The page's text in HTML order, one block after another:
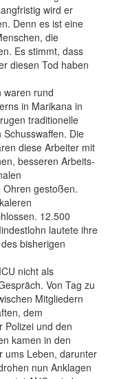
wird er
Denn es ist eine
die
Es stimmt, dass
diesen Tod haben
waren rund
in Marikana in
traditionelle
Die
diese Arbeiter mit
besseren Arbeits-
Ohren gestoßen.
12.500
lautete ihre
bisherigen
nicht als
Von Tag zu
Mitgliedern
dem
Polizei und den
kamen in den
ums Leben, darunter
nun Anklagen